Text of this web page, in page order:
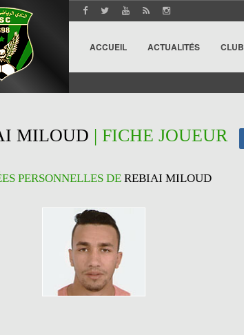
ACCUEIL ACTUALITÉS CLUB
MILOUD | FICHE JOUEUR
PERSONNELLES DE REBIAI MILOUD